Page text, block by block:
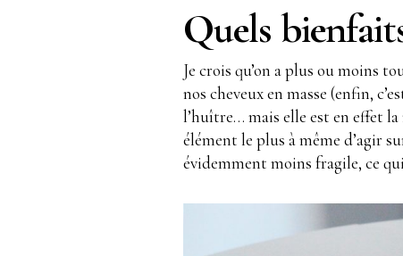
Quels
Je crois qu’on a plus ou moins
nos cheveux en masse (enfin,
l’huître… mais elle est en effet
élément le plus à même d’agir
évidemment moins fragile, ce